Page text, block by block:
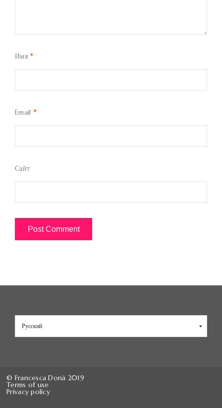
Имя *
Email *
Сайт
© Francesca Donà 2019
Terms of use
Privacy policy